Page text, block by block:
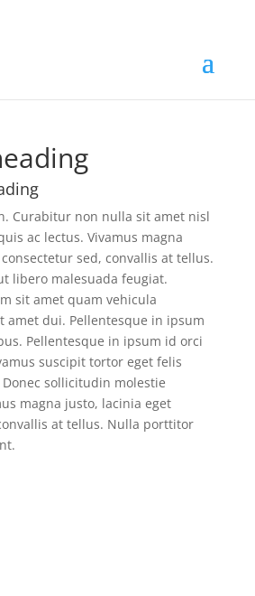
Curabitur non nulla sit amet nisl
ac lectus. Vivamus magna
sed, convallis at tellus.
libero malesuada feugiat.
sit amet quam vehicula
amet dui. Pellentesque in ipsum
Pellentesque in ipsum id orci
suscipit tortor eget felis
sollicitudin molestie
magna justo, lacinia eget
at tellus. Nulla porttitor